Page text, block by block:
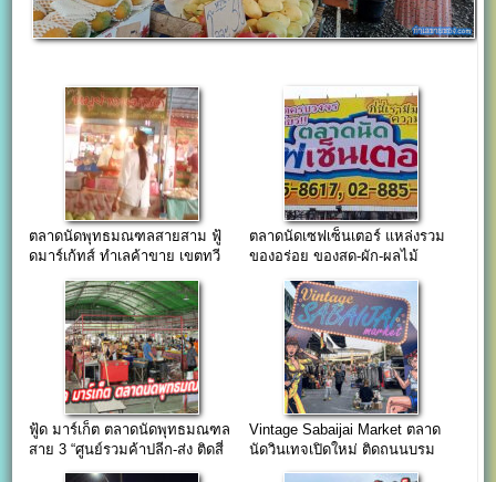
ตลาดนัดพุทธมณฑลสายสาม ฟู้
ดมาร์เก้ทส์ ทำเลค้าขาย เขตทวี
ตลาดนัดเซฟเซ็นเตอร์ แหล่งรวม
ของอร่อย ของสด-ผัก-ผลไม้
ฟู้ด มาร์เก็ต ตลาดนัดพุทธมณฑล
สาย 3 “ศูนย์รวมค้าปลีก-ส่ง ติดสี่
Vintage Sabaijai Market ตลาด
นัดวินเทจเปิดใหม่ ติดถนนบรม